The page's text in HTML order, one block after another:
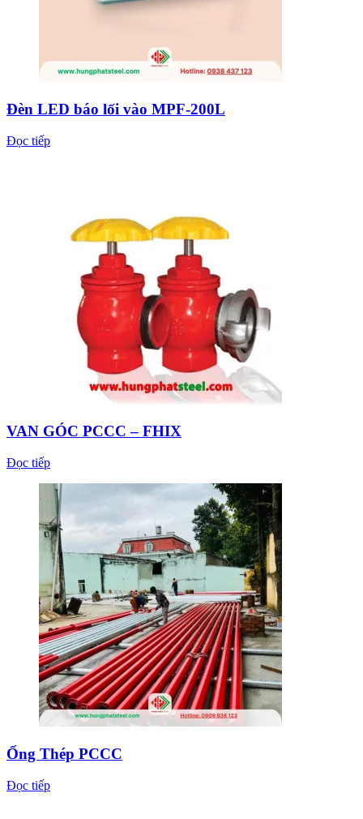
Đèn LED báo lối vào MPF-200L
Đọc tiếp
VAN GÓC PCCC – FHIX
Đọc tiếp
Ống Thép PCCC
Đọc tiếp